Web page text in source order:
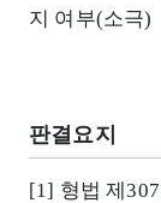
지 여부(소극)
판결요지
[1] 형법 제